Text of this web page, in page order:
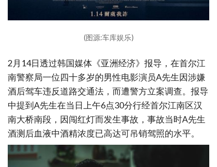
(图源:车库娱乐)
2月14日透过韩国媒体《亚洲经济》报导，在首尔江
南警察局一位四十多岁的男性电影演员A先生因涉嫌
酒后驾车违反道路交通法，而遭警方立案调查。报导
中提到A先生在当日上午6点30分行经首尔江南区汉
南大桥南段，因闯红灯而发生事故，事故当时A先生
酒测后血液中酒精浓度已高达可吊销驾照的水平。